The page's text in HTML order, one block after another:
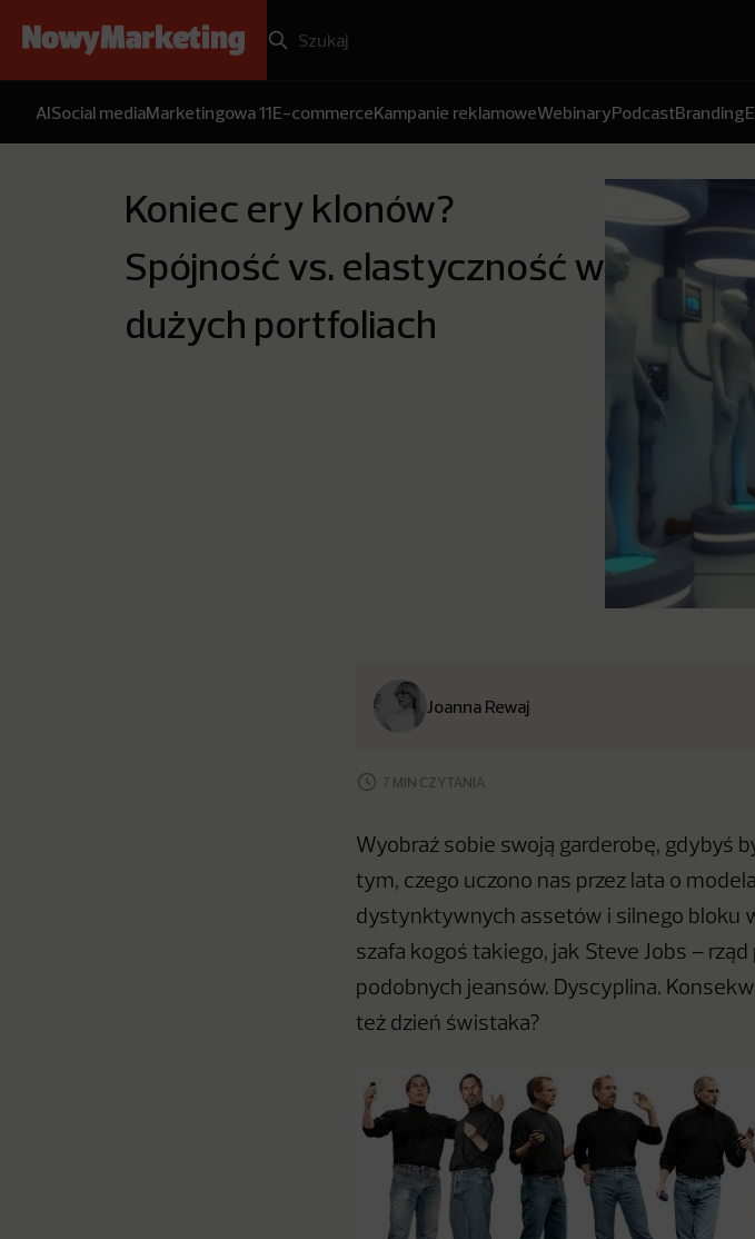
AISocial mediaMarketingowa 11E-commerceKampanie reklamoweWebinaryPodcastBranding
Koniec ery klonów?
Spójność vs. elastyczność w
dużych portfoliach
Joanna Rewaj
7 MIN CZYTANIA
Wyobraź sobie swoją garderobę, gdybyś
tym, czego uczono nas przez lata o
dystynktywnych assetów i silnego bloku
szafa kogoś takiego, jak Steve Jobs –
podobnych jeansów. Dyscyplina.
też dzień świstaka?